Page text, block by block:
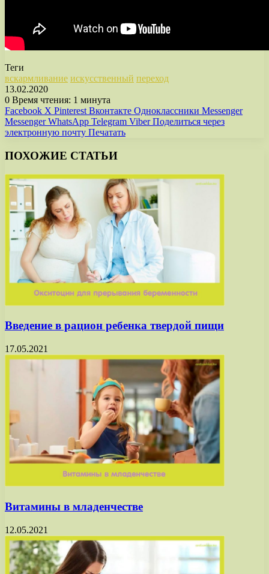
Теги
вскармливание искусственный переход
13.02.2020
0 Время чтения: 1 минута
Facebook X Pinterest Вконтакте Одноклассники Messenger
Messenger WhatsApp Telegram Viber Поделиться через
электронную почту Печатать
ПОХОЖИЕ СТАТЬИ
Введение в рацион ребенка твердой пищи
17.05.2021
Витамины в младенчестве
12.05.2021